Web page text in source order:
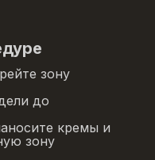
зону
до
кремы и
зону